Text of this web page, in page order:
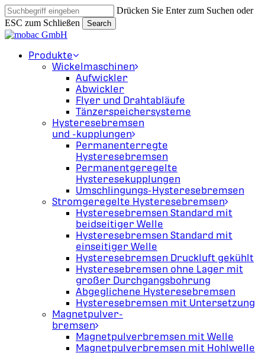
Skip
to
main
content
Drücken Sie Enter zum Suchen oder
ESC zum Schließen
Search
Close
search
Menu
Produkte
Wickelmaschinen
Aufwickler
Abwickler
Flyer und Drahtabläufe
Tänzerspeichersysteme
Hysteresebremsen
und -kupplungen
Permanenterregte
Hysteresebremsen
Permanentgeregelte
Hysteresekupplungen
Umschlingungs-Hysteresebremsen
Stromgeregelte Hysteresebremsen
Hysteresebremsen Standard mit
beidseitiger Welle
Hysteresebremsen Standard mit
einseitiger Welle
Hysteresebremsen Druckluft gekühlt
Hysteresebremsen ohne Lager mit
großer Durchgangsbohrung
Abgeglichene Hysteresebremsen
Hysteresebremsen mit Untersetzung
Magnetpulver-
bremsen
Magnetpulverbremsen mit Welle
Magnetpulverbremsen mit Hohlwelle